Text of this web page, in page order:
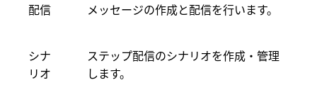
配信 メッセージの作成と配信を行います。
シナ
リオ
ステップ配信のシナリオを作成・管理
します。